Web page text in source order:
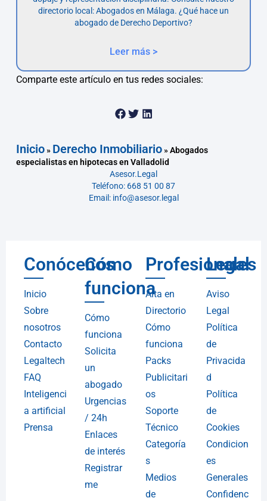
directorio local: Abogados en Málaga. ¿Qué hace un
abogado de Derecho Deportivo?
Leer más >
Comparte este artículo en tus redes sociales:
Inicio» Derecho Inmobiliario»Abogados
especialistas en hipotecas en Valladolid
Asesor.Legal
Teléfono: 668 51 00 87
Email: info@asesor.legal
Conócenos
Inicio
Sobre
nosotros
Contacto
Legaltech
FAQ
Inteligenci
a artificial
Prensa
Cómo
funciona
Cómo
funciona
Solicita
un
abogado
Urgencias
/ 24h
Enlaces
de interés
Registrar
me
Profesionales
Alta en
Directorio
Cómo
funciona
Packs
Publicitari
os
Soporte
Técnico
Categoría
s
Medios
de
Legal
Aviso
Legal
Política
de
Privacida
d
Política
de
Cookies
Condicion
es
Generales
Confidenc